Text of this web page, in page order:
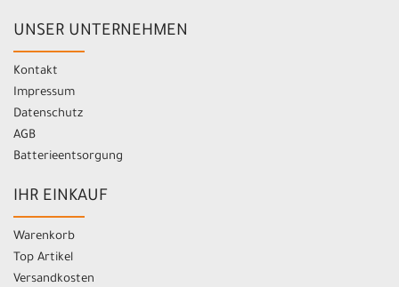
UNSER UNTERNEHMEN
Kontakt
Impressum
Datenschutz
AGB
Batterieentsorgung
IHR EINKAUF
Warenkorb
Top Artikel
Versandkosten